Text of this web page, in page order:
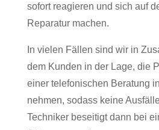
sofort reagieren und sich auf
Reparatur machen.
In vielen Fällen sind wir in
dem Kunden in der Lage, die
einer telefonischen Beratung
nehmen, sodass keine
Techniker beseitigt dann bei